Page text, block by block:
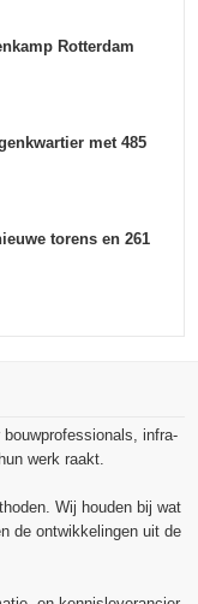
Rotterdam
met 485
torens en 261
infra-
werk raakt.
Wij houden bij wat
de ontwikkelingen uit de